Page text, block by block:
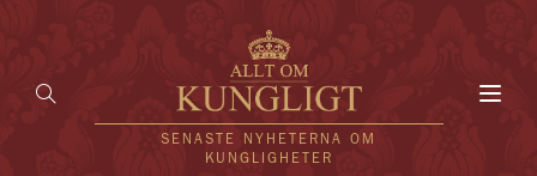
SENASTE NYHETERNA OM
KUNGLIGHETER